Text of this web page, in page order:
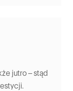
jutro – stąd